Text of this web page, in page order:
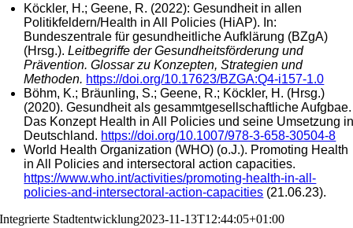
Köckler, H.; Geene, R. (2022): Gesundheit in allen
Politikfeldern/Health in All Policies (HiAP). In:
Bundeszentrale für gesundheitliche Aufklärung (BZgA)
(Hrsg.).Leitbegriffe der Gesundheitsförderung und
Prävention. Glossar zu Konzepten, Strategien und
Methoden. https://doi.org/10.17623/BZGA:Q4-i157-1.0
Böhm, K.; Bräunling, S.; Geene, R.; Köckler, H. (Hrsg.)
(2020). Gesundheit als gesammtgesellschaftliche Aufgbae.
Das Konzept Health in All Policies und seine Umsetzung
Deutschland. https://doi.org/10.1007/978-3-658-30504-8
World Health Organization (WHO) (o.J.). Promoting Health
in All Policies and intersectoral action capacities.
https://www.who.int/activities/promoting-health-in-all-
policies-and-intersectoral-action-capacities (21.06.23).
Integrierte Stadtentwicklung2023-11-13T12:44:05+01:00